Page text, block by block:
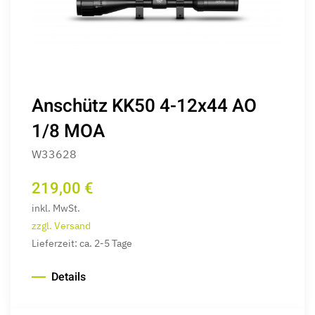
Anschütz KK50 4-12x44 AO
1/8 MOA
W33628
219,00 €
inkl. MwSt.
zzgl. Versand
Lieferzeit: ca. 2-5 Tage
Details